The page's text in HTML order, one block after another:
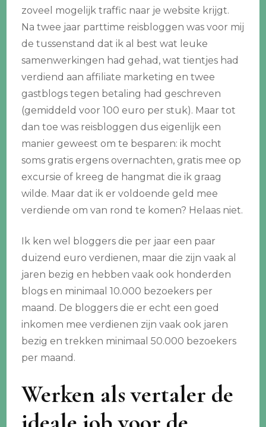
zoveel mogelijk traffic naar je website krijgt.
Na twee jaar parttime reisbloggen was voor mij
de tussenstand dat ik al best wat leuke
samenwerkingen had gehad, wat tientjes had
verdiend aan affiliate marketing en twee
gastblogs tegen betaling had geschreven
(gemiddeld voor 100 euro per stuk). Maar tot
dan toe was reisbloggen dus eigenlijk een
manier geweest om te besparen: ik mocht
soms gratis ergens overnachten, gratis mee op
excursie of kreeg de hangmat die ik graag
wilde. Maar dat ik er voldoende geld mee
verdiende om van rond te komen? Helaas niet.
Ik ken wel bloggers die per jaar een paar
duizend euro verdienen, maar die zijn vaak al
jaren bezig en hebben vaak ook honderden
blogs en minimaal 10.000 bezoekers per
maand. De bloggers die er echt een goed
inkomen mee verdienen zijn vaak ook jaren
bezig en trekken minimaal 50.000 bezoekers
per maand.
Werken als vertaler de